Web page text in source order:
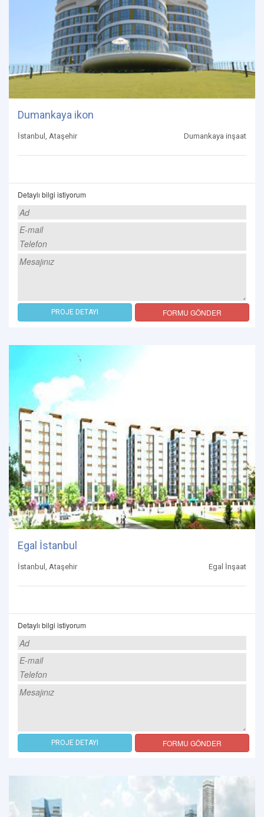
Dumankaya ikon
İstanbul, Ataşehir Dumankaya inşaat
Detaylı bilgi istiyorum
PROJE DETAYI FORMU GÖNDER
Egal İstanbul
İstanbul, Ataşehir Egal İnşaat
Detaylı bilgi istiyorum
PROJE DETAYI FORMU GÖNDER